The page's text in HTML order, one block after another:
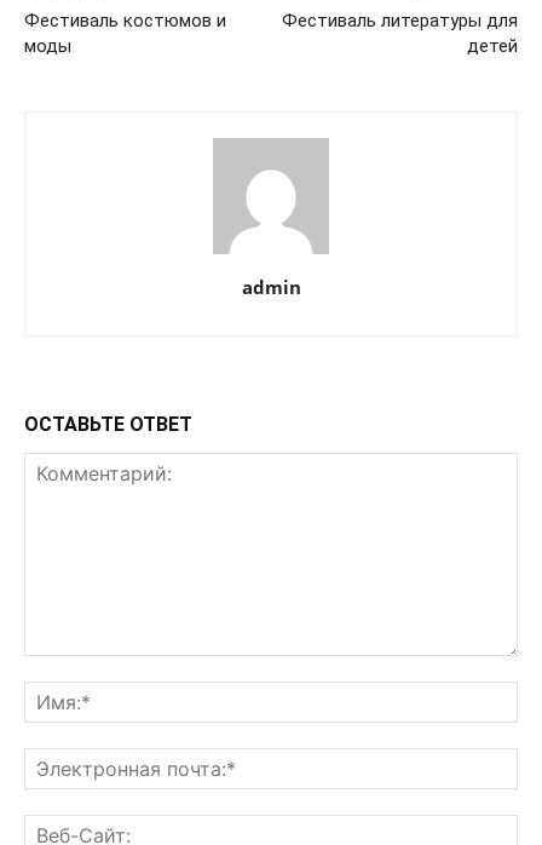
Фестиваль костюмов и
моды
Фестиваль литературы для
детей
admin
ОСТАВЬТЕ ОТВЕТ